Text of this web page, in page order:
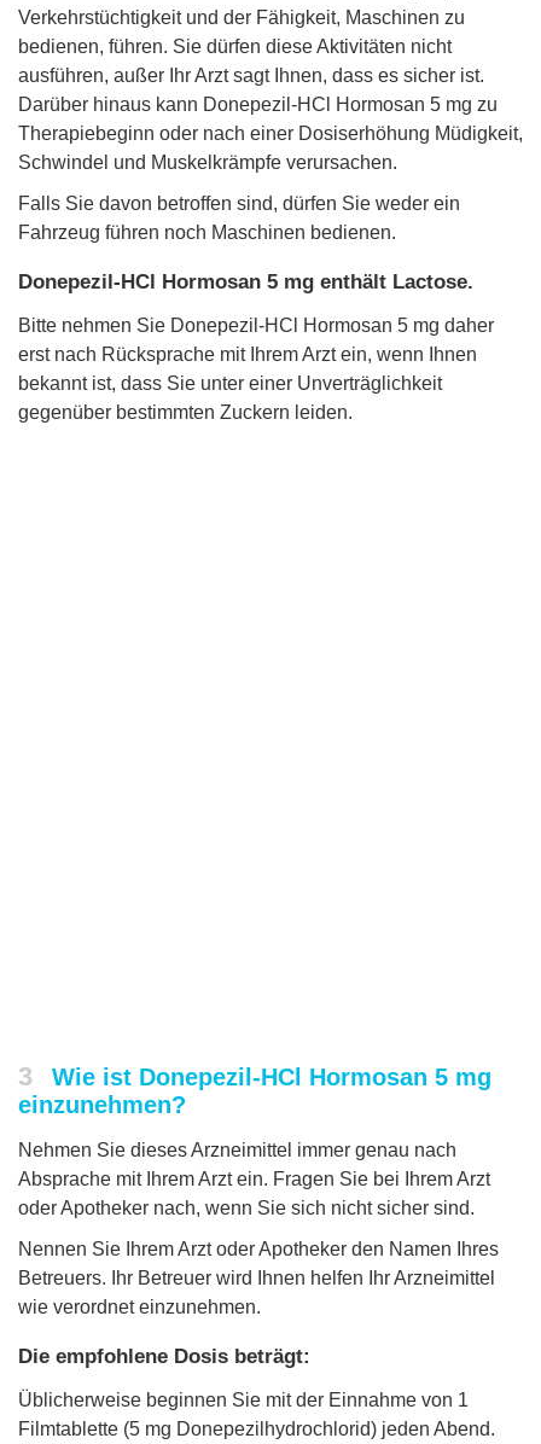
Verkehrstüchtigkeit und der Fähigkeit, Maschinen zu
bedienen, führen. Sie dürfen diese Aktivitäten nicht
ausführen, außer Ihr Arzt sagt Ihnen, dass es sicher ist.
Darüber hinaus kann Donepezil-HCl Hormosan 5 mg zu
Therapiebeginn oder nach einer Dosiserhöhung Müdigkeit,
Schwindel und Muskelkrämpfe verursachen.
Falls Sie davon betroffen sind, dürfen Sie weder ein
Fahrzeug führen noch Maschinen bedienen.
Donepezil-HCl Hormosan 5 mg enthält Lactose.
Bitte nehmen Sie Donepezil-HCl Hormosan 5 mg daher
erst nach Rücksprache mit Ihrem Arzt ein, wenn Ihnen
bekannt ist, dass Sie unter einer Unverträglichkeit
gegenüber bestimmten Zuckern leiden.
3
Wie ist Donepezil-HCl Hormosan 5 mg
einzunehmen?
Nehmen Sie dieses Arzneimittel immer genau nach
Absprache mit Ihrem Arzt ein. Fragen Sie bei Ihrem Arzt
oder Apotheker nach, wenn Sie sich nicht sicher sind.
Nennen Sie Ihrem Arzt oder Apotheker den Namen Ihres
Betreuers. Ihr Betreuer wird Ihnen helfen Ihr Arzneimittel
wie verordnet einzunehmen.
Die empfohlene Dosis beträgt:
Üblicherweise beginnen Sie mit der Einnahme von 1
Filmtablette (5 mg Donepezilhydrochlorid) jeden Abend.